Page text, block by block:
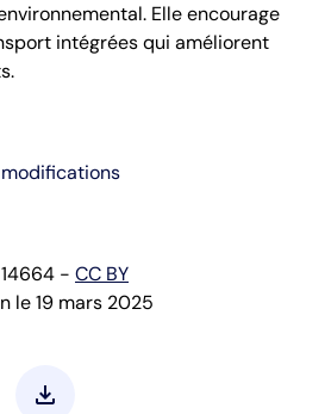
Elle encourage
intégrées qui améliorent
- CC BY
le 19 mars 2025
download